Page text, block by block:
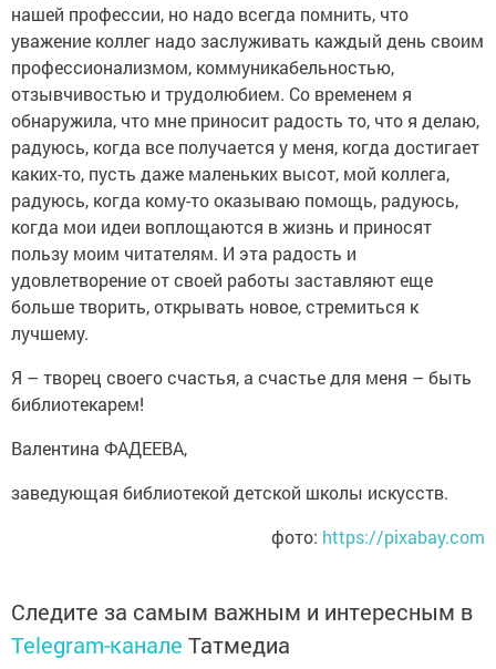
нашей профессии, но надо всегда помнить, что
уважение коллег надо заслуживать каждый день своим
профессионализмом, коммуникабельностью,
отзывчивостью и трудолюбием. Со временем я
обнаружила, что мне приносит радость то, что я делаю,
радуюсь, когда все получается у меня, когда достигает
каких-то, пусть даже маленьких высот, мой коллега,
радуюсь, когда кому-то оказываю помощь, радуюсь,
когда мои идеи воплощаются в жизнь и приносят
пользу моим читателям. И эта радость и
удовлетворение от своей работы заставляют еще
больше творить, открывать новое, стремиться к
лучшему.
Я – творец своего счастья, а счастье для меня – быть
библиотекарем!
Валентина ФАДЕЕВА,
заведующая библиотекой детской школы искусств.
фото: https://pixabay.com
Следите за самым важным и интересным в
Telegram-канале Татмедиа